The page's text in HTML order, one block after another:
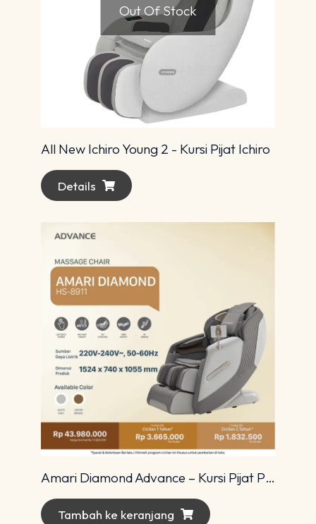
Out Of Stock
All New Ichiro Young 2 - Kursi Pijat Ichiro
Details
Amari Diamond Advance – Kursi Pijat Premium dengan Teknologi 4D Modern
Tambah ke keranjang